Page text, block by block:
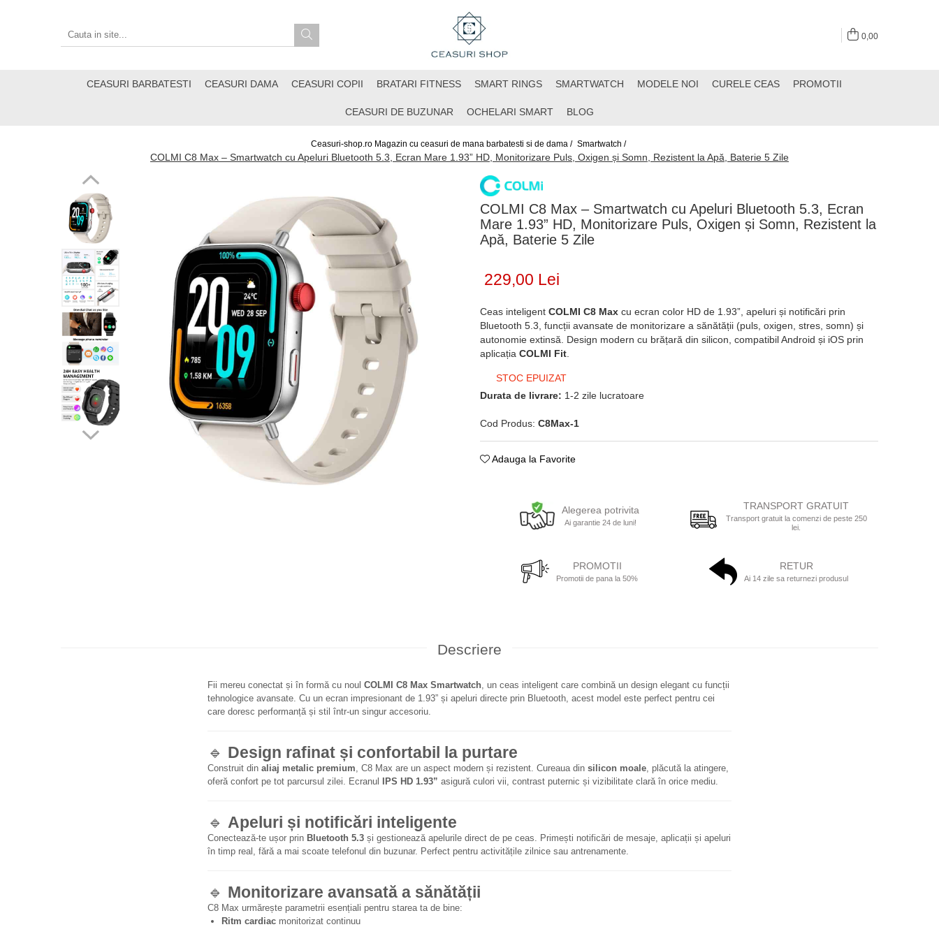
0,00
CEASURI BARBATESTI CEASURI DAMA CEASURI COPII BRATARI FITNESS SMART RINGS SMARTWATCH MODELE NOI CURELE CEAS PROMOTII
CEASURI DE BUZUNAR OCHELARI SMART BLOG
Ceasuri-shop.ro Magazin cu ceasuri de mana barbatesti si de dama / Smartwatch /
COLMI C8 Max – Smartwatch cu Apeluri Bluetooth 5.3, Ecran Mare 1.93” HD, Monitorizare Puls, Oxigen și Somn, Rezistent la Apă, Baterie 5 Zile
COLMI C8 Max – Smartwatch cu Apeluri Bluetooth 5.3, Ecran
Mare 1.93” HD, Monitorizare Puls, Oxigen și Somn, Rezistent la
Apă, Baterie 5 Zile
229,00 Lei
Ceas inteligent COLMI C8 Max cu ecran color HD de 1.93”, apeluri și notificări prin
Bluetooth 5.3, funcții avansate de monitorizare a sănătății (puls, oxigen, stres, somn) și
autonomie extinsă. Design modern cu brățară din silicon, compatibil Android și iOS prin
aplicația COLMI Fit
STOC EPUIZAT
Durata de livrare: 1-2 zile lucratoare
Cod Produs: C8Max-1
Adauga la Favorite
Alegerea potrivita
Ai garantie 24 de luni!
TRANSPORT GRATUIT
Transport gratuit la comenzi de peste 250
lei.
PROMOTII
Promotii de pana la 50%
RETUR
Ai 14 zile sa returnezi produsul
Descriere
Fii mereu conectat și în formă cu noul COLMI C8 Max Smartwatch , un ceas inteligent care combină un design elegant cu funcții
tehnologice avansate. Cu un ecran impresionant de 1.93” și apeluri directe prin Bluetooth, acest model este perfect pentru cei
care doresc performanță și stil într-un singur accesoriu.
🔹 Design rafinat și confortabil la purtare
Construit din aliaj metalic premium , C8 Max are un aspect modern și rezistent. Cureaua din silicon moale , plăcută la atingere,
oferă confort pe tot parcursul zilei. Ecranul
IPS HD 1.93” asigură culori vii, contrast puternic și vizibilitate clară în orice mediu.
🔹 Apeluri și notificări inteligente
Conectează-te ușor prin Bluetooth 5.3 și gestionează apelurile direct de pe ceas. Primești notificări de mesaje, aplicații și apeluri
în timp real, fără a mai scoate telefonul din buzunar. Perfect pentru activitățile zilnice sau antrenamente.
🔹 Monitorizare avansată a sănătății
C8 Max urmărește parametrii esențiali pentru starea ta de bine:
Ritm cardiac monitorizat continuu